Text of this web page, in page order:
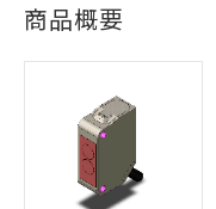
商品概要